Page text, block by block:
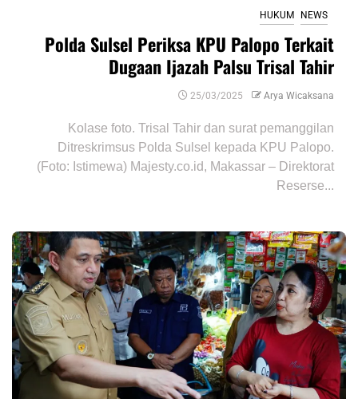
HUKUM NEWS
Polda Sulsel Periksa KPU Palopo Terkait
Dugaan Ijazah Palsu Trisal Tahir
25/03/2025 Arya Wicaksana
Kolase foto. Trisal Tahir dan surat pemanggilan
Ditreskrimsus Polda Sulsel kepada KPU Palopo.
(Foto: Istimewa) Majesty.co.id, Makassar – Direktorat
Reserse...